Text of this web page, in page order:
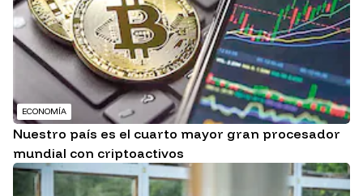
ECONOMÍA
Nuestro país es el cuarto mayor gran procesador
mundial con criptoactivos